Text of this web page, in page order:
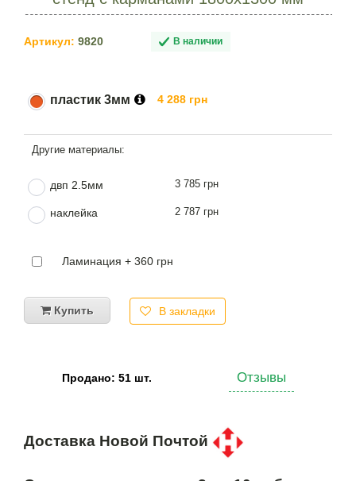
Артикул: 9820 В наличии
пластик 3мм 4 288 грн
двп 2.5мм 3 785 грн
наклейка 2 787 грн
Ламинация + 360 грн
Купить В закладки
Продано: 51 шт. Отзывы
Доставка Новой Почтой